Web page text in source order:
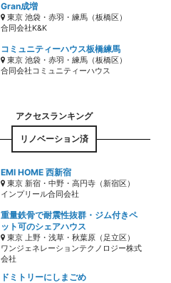
Gran成増
東京 池袋・赤羽・練馬（板橋区）
合同会社K&K
コミュニティーハウス板橋練馬
東京 池袋・赤羽・練馬（板橋区）
合同会社コミュニティーハウス
リノベーション済
EMI HOME 西新宿
東京 新宿・中野・高円寺（新宿区）
インプリール合同会社
重量鉄骨で耐震性抜群・ジム付きペ
ット可のシェアハウス
東京 上野・浅草・秋葉原（足立区）
ワンジェネレーションテクノロジー株式
会社
ドミトリーにしまごめ